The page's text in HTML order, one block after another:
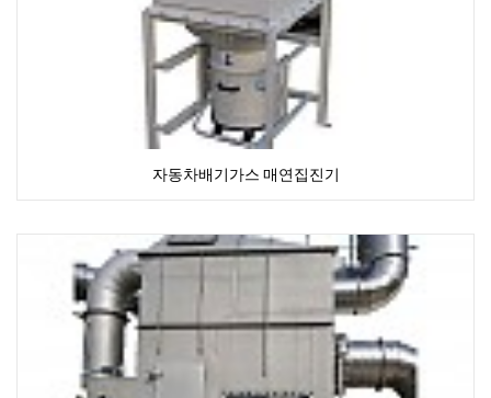
자동차배기가스 매연집진기